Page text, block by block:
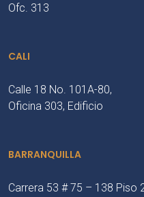
Ofc. 313
CALI
Calle 18 No. 101A-80,
Oficina 303, Edificio
BARRANQUILLA
Carrera 53 # 75 – 138 Piso